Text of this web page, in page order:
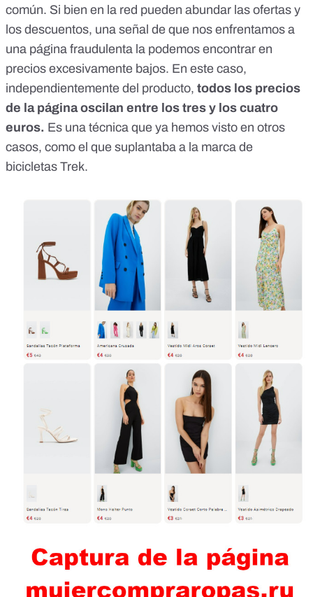
común. Si bien en la red pueden abundar las ofertas y
los descuentos, una señal de que nos enfrentamos a
una página fraudulenta la podemos encontrar en
precios excesivamente bajos. En este caso,
independientemente del producto, todos los precios
de la página oscilan entre los tres y los cuatro
euros. Es una técnica que ya hemos visto en otros
casos, como el que suplantaba a la marca de
bicicletas Trek.